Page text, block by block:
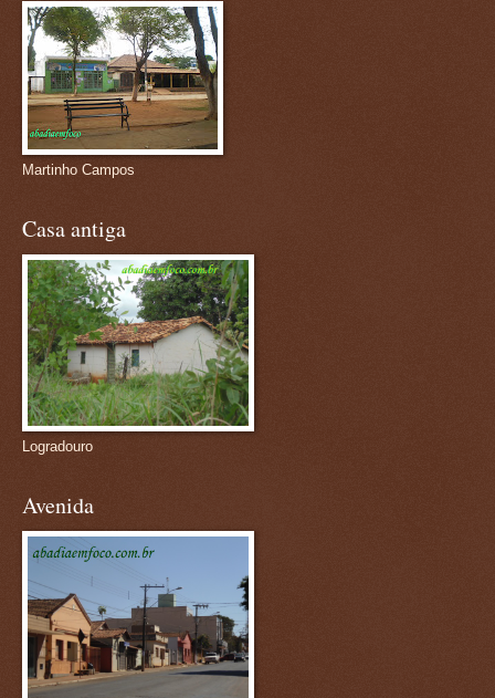
Martinho Campos
Casa antiga
Logradouro
Avenida